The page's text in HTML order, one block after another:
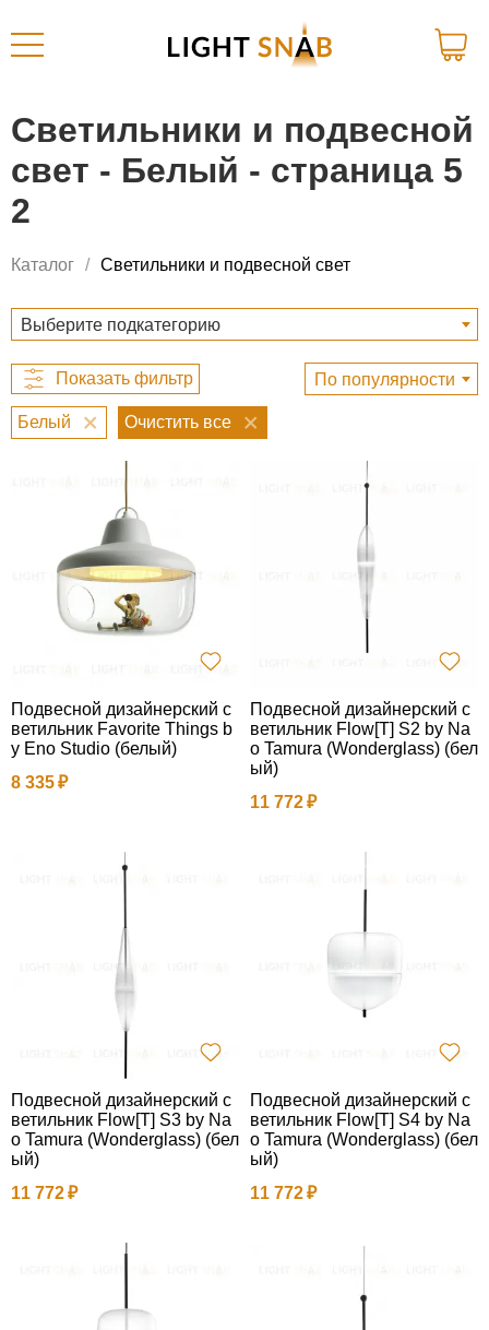
Светильники и подвесной
свет - Белый - страница 5
2
Каталог Светильники и подвесной свет
Выберите подкатегорию
По популярности
Белый
Подвесной дизайнерский с
ветильник Favorite Things b
y Eno Studio (белый)
8 335
Подвесной дизайнерский с
ветильник Flow[T] S2 by Na
o Tamura (Wonderglass) (бел
ый)
11 772
Подвесной дизайнерский с
ветильник Flow[T] S3 by Na
o Tamura (Wonderglass) (бел
ый)
11 772
Подвесной дизайнерский с
ветильник Flow[T] S4 by Na
o Tamura (Wonderglass) (бел
ый)
11 772